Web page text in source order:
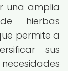
una amplia
hierbas
permite a
sus